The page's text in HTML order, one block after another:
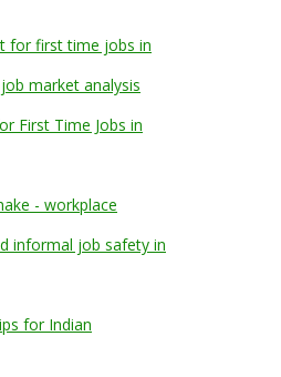
First Time Jobs in
for Indian